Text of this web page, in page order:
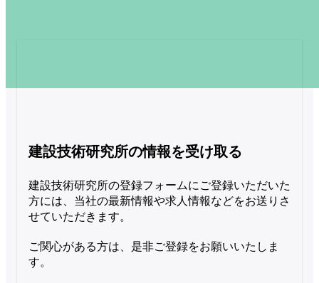
建設技術研究所の情報を受け取る
建設技術研究所の登録フォームにご登録いただいた
方には、当社の最新情報や求人情報などをお送りさ
せていただきます。
ご関心がある方は、是非ご登録をお願いいたしま
す。